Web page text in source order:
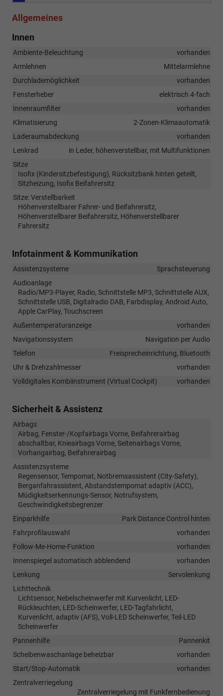
Allgemeines
Innen
Ambiente-Beleuchtung
vorhanden
Armlehnen
Mittelarmlehne
Durchlademöglichkeit
vorhanden
Fensterheber
elektrisch 4-fach
Innenraumfilter
vorhanden
Klimatisierung
2-Zonen-Klimaautomatik
Laderaumabdeckung
vorhanden
Lenkrad
in Leder, höhenverstellbar, mit Multifunktionen
Sitze
Isofix (Kindersitzbefestigung), Rücksitzbank hinten geteilt,
Sitzheizung, Isofix Beifahrersitz
Sitze: Verstellbarkeit
Höhenverstellbarer Fahrer- und Beifahrersitz,
Höhenverstellbarer Beifahrersitz, Höhenverstellbarer
Fahrersitz
Infotainment & Kommunikation
Assistenzsysteme
Sprachsteuerung
Audioanlage
Radio/MP3-Player, Radio, Schnittstelle MP3, Schnittstelle AUX,
Schnittstelle USB, Digitalradio DAB, Farbdisplay, Android Auto,
Apple CarPlay, Touchscreen
Außentemperaturanzeige
vorhanden
Navigationssystem
Navigation per Audio
Telefon
Freisprecheinrichtung, Bluetooth
Uhr & Drehzahlmesser
vorhanden
Volldigitales Kombiinstrument (Virtual Cockpit)
vorhanden
Sicherheit & Assistenz
Airbags
Airbag, Fenster-/Kopfairbags Vorne, Beifahrerairbag
abschaltbar, Knieairbags Vorne, Seitenairbags Vorne,
Vorhangairbag, Beifahrerairbag
Assistenzsysteme
Regensensor, Tempomat, Notbremsassistent (City-Safety),
Berganfahrassistent, Abstandstempomat adaptiv (ACC),
Müdigkeitserkennungs-Sensor, Notrufsystem,
Geschwindigkeitsbegrenzer
Einparkhilfe
Park Distance Control hinten
Fahrprofilauswahl
vorhanden
Follow-Me-Home-Funktion
vorhanden
Innenspiegel automatisch abblendend
vorhanden
Lenkung
Servolenkung
Lichttechnik
Lichtsensor, Nebelscheinwerfer mit Kurvenlicht, LED-
Rückleuchten, LED-Scheinwerfer, LED-Tagfahrlicht,
Kurvenlicht, adaptiv (AFS), Voll-LED Scheinwerfer, Teil-LED
Scheinwerfer
Pannenhilfe
Pannenkit
Scheibenwaschanlage beheizbar
vorhanden
Start/Stop-Automatik
vorhanden
Zentralverriegelung
Zentralverriegelung mit Funkfernbedienung